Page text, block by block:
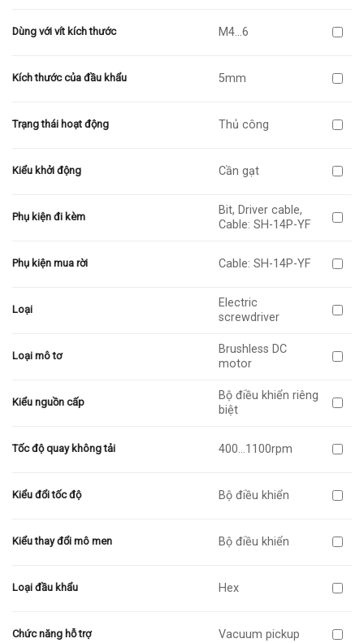
Dùng với vít kích thước M4…6
Kích thước của đầu khẩu 5mm
Trạng thái hoạt động Thủ công
Kiểu khởi động Cần gạt
Phụ kiện đi kèm
Bit, Driver cable,
Cable: SH-14P-YF
Phụ kiện mua rời Cable: SH-14P-YF
Loại
Electric
screwdriver
Loại mô tơ
Brushless DC
motor
Kiểu nguồn cấp
Bộ điều khiển riêng
biệt
Tốc độ quay không tải 400…1100rpm
Kiểu đổi tốc độ Bộ điều khiển
Kiểu thay đổi mô men Bộ điều khiển
Loại đầu khẩu Hex
Chức năng hỗ trợ Vacuum pickup